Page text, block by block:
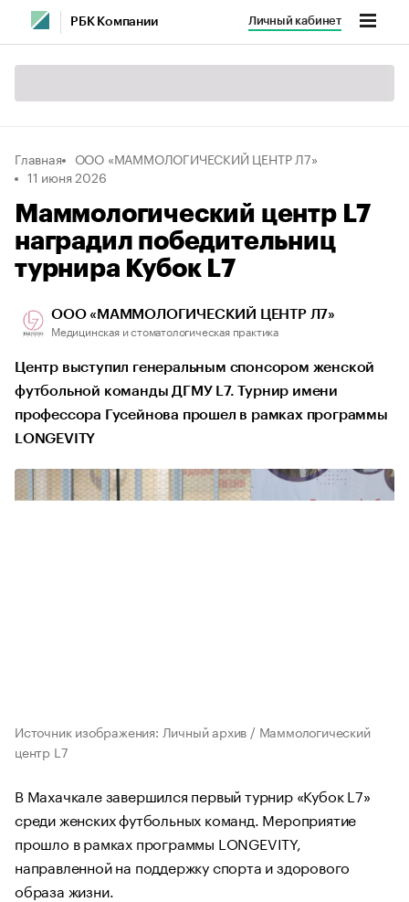
РБК Компании Личный кабинет
Главная
ООО «МАММОЛОГИЧЕСКИЙ ЦЕНТР Л7»
11 июня 2026
Маммологический центр L7
наградил победительниц
турнира Кубок L7
ООО «МАММОЛОГИЧЕСКИЙ ЦЕНТР Л7»
Медицинская и стоматологическая практика
Центр выступил генеральным спонсором женской
футбольной команды ДГМУ L7. Турнир имени
профессора Гусейнова прошел в рамках программы
LONGEVITY
Источник изображения: Личный архив / Маммологический
центр L7
В Махачкале завершился первый турнир «Кубок L7»
среди женских футбольных команд. Мероприятие
прошло в рамках программы LONGEVITY,
направленной на поддержку спорта и здорового
образа жизни.